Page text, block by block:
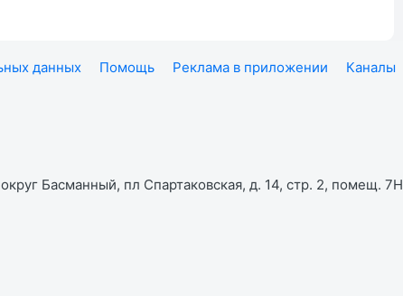
данных Помощь Реклама в приложении Каналы
Басманный, пл Спартаковская, д. 14, стр. 2, помещ. 7Н